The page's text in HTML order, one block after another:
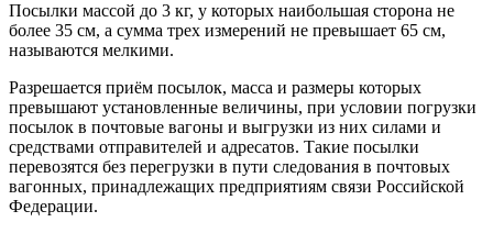
Посылки массой до 3 кг, у которых наибольшая сторона не
более 35 см, а сумма трех измерений не превышает 65 см,
называются мелкими.
Разрешается приём посылок, масса и размеры которых
превышают установленные величины, при условии погрузки
посылок в почтовые вагоны и выгрузки из них силами и
средствами отправителей и адресатов. Такие посылки
перевозятся без перегрузки в пути следования в почтовых
вагонных, принадлежащих предприятиям связи Российской
Федерации.